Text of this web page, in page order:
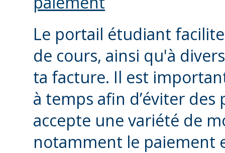
Le portail étudiant
de cours, ainsi qu'à
ta facture. Il est
à temps afin d’éviter des
accepte une variété de
notamment le paiement